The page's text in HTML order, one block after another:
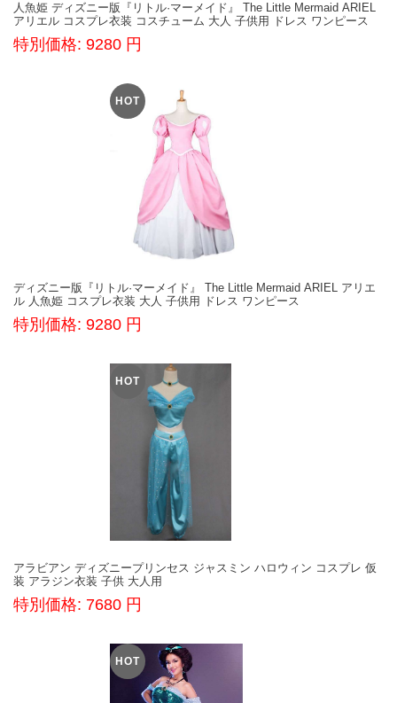
人魚姫 ディズニー版『リトル·マーメイド』 The Little Mermaid ARIEL
アリエル コスプレ衣装 コスチューム 大人 子供用 ドレス ワンピース
特別価格: 9280 円
HOT
ディズニー版『リトル·マーメイド』 The Little Mermaid ARIEL アリエ
ル 人魚姫 コスプレ衣装 大人 子供用 ドレス ワンピース
特別価格: 9280 円
HOT
アラビアン ディズニープリンセス ジャスミン ハロウィン コスプレ 仮
装 アラジン衣装 子供 大人用
特別価格: 7680 円
HOT